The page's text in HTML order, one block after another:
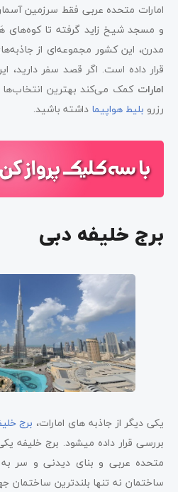
مسجد شیخ زاید ابوظبی
آکواریوم دبی و باغ‌وحش زیرآب
مدینه الجمیرا دبی
قصر الحصن ابوظبی
لوور ابوظبی
موزه هنرهای شارجه
بستکیا
سواحل
قایق سواری در نهر دبی
مسجد البدیه
خرید از Souks
موزه تمدن اسلامی شارجه
امارات متحده عربی فقط سرزمین
و مسجد شیخ زاید گرفته تا کوه‌های
مدرن، این کشور مجموعه‌ای از
قرار داده است. اگر قصد سفر دارید،
امارات کمک می‌کند بهترین انتخاب‌ها
رزرو بلیط هواپیما داشته باشید.
برج خلیفه دبی
یکی دیگر از جاذبه های امارات، برج
بررسی قرار داده می­شود. برج خلیفه
متحده عربی و بنای دیدنی و سر
ساختمان نه تنها بلندترین ساختمان